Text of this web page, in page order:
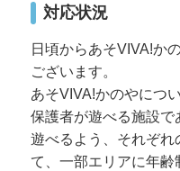
対応状況
日頃からあそVIVA!か
ございます。
あそVIVA!かのやにつ
保護者が遊べる施設で
遊べるよう、それぞれ
て、一部エリアに年齢